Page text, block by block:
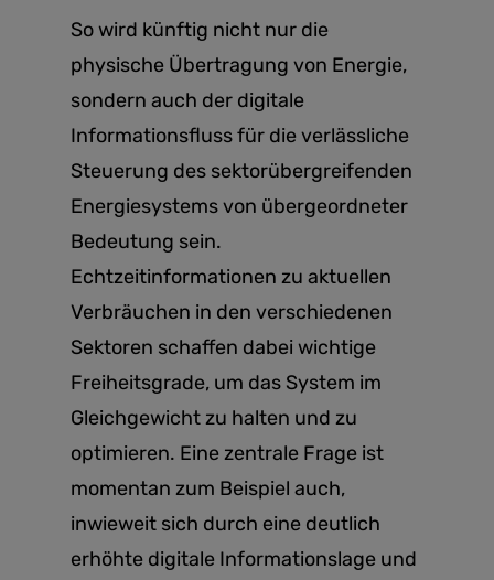
So wird künftig nicht nur die
physische Übertragung von Energie,
sondern auch der digitale
Informationsfluss für die verlässliche
Steuerung des sektorübergreifenden
Energiesystems von übergeordneter
Bedeutung sein.
Echtzeitinformationen zu aktuellen
Verbräuchen in den verschiedenen
Sektoren schaffen dabei wichtige
Freiheitsgrade, um das System im
Gleichgewicht zu halten und zu
optimieren. Eine zentrale Frage ist
momentan zum Beispiel auch,
inwieweit sich durch eine deutlich
erhöhte digitale Informationslage und